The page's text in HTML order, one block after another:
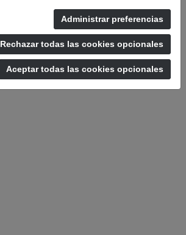
Administrar preferencias
Rechazar todas las cookies opcionales
Aceptar todas las cookies opcionales
Términos y condiciones